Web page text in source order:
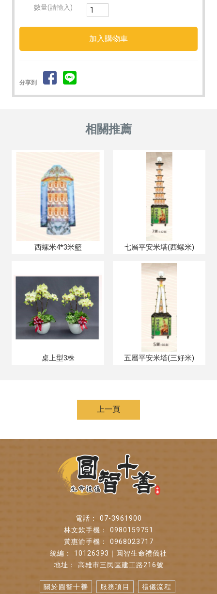
數量(請輸入)
分享到
西螺米4*3米籃 七層平安米塔(西螺米)
桌上型3株 五層平安米塔(三好米)
上一頁
07-3961900
0980159751
0968023717
10126393｜圓智生命禮儀社
高雄市三民區建工路216號
關於圓智十善 服務項目 禮儀流程